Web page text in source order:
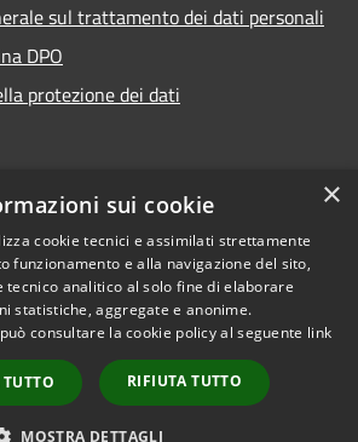
sul trattamento dei dati personali
DPO
protezione dei dati
© 2021 - 2026 Comune di
Chiavari -Area Riservata
×
sui cookie
cookie tecnici e assimilati strettamente
funzionamento e alla navigazione del sito,
tecnico analitico al solo fine di elaborare
statistiche, aggregate e anonime.
consultare la cookie policy al seguente link
TUTTO RIFIUTA TUTTO
MOSTRA DETTAGLI